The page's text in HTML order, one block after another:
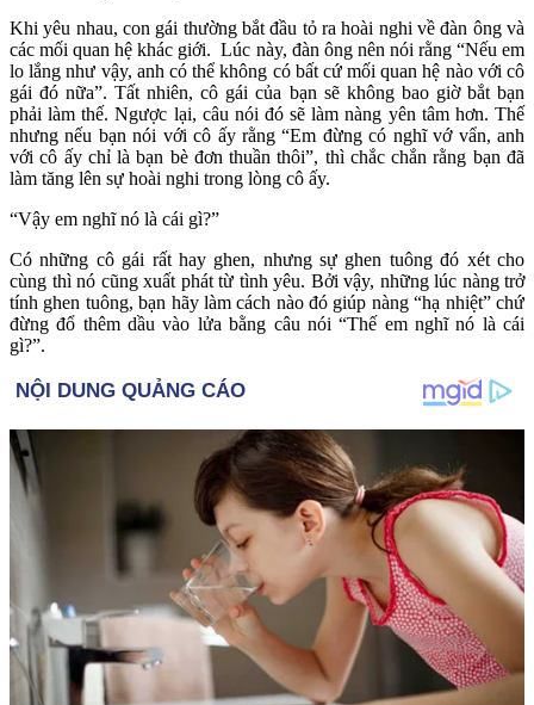
Khi yêu nhau, con gái thường bắt đầu tỏ ra hoài nghi về đàn ông và
các mối quan hệ khác giới. Lúc này, đàn ông nên nói rằng “Nếu em
lo lắng như vậy, anh có thể không có bất cứ mối quan hệ nào với cô
gái đó nữa”. Tất nhiên, cô gái của bạn sẽ không bao giờ bắt bạn
phải làm thế. Ngược lại, câu nói đó sẽ làm nàng yên tâm hơn. Thế
nhưng nếu bạn nói với cô ấy rằng “Em đừng có nghĩ vớ vẩn, anh
với cô ấy chỉ là bạn bè đơn thuần thôi”, thì chắc chắn rằng bạn đã
làm tăng lên sự hoài nghi trong lòng cô ấy.
“Vậy em nghĩ nó là cái gì?”
Có những cô gái rất hay ghen, nhưng sự ghen tuông đó xét cho
cùng thì nó cũng xuất phát từ tình yêu. Bởi vậy, những lúc nàng trở
tính ghen tuông, bạn hãy làm cách nào đó giúp nàng “hạ nhiệt” chứ
đừng đổ thêm dầu vào lửa bằng câu nói “Thế em nghĩ nó là cái
gì?”.